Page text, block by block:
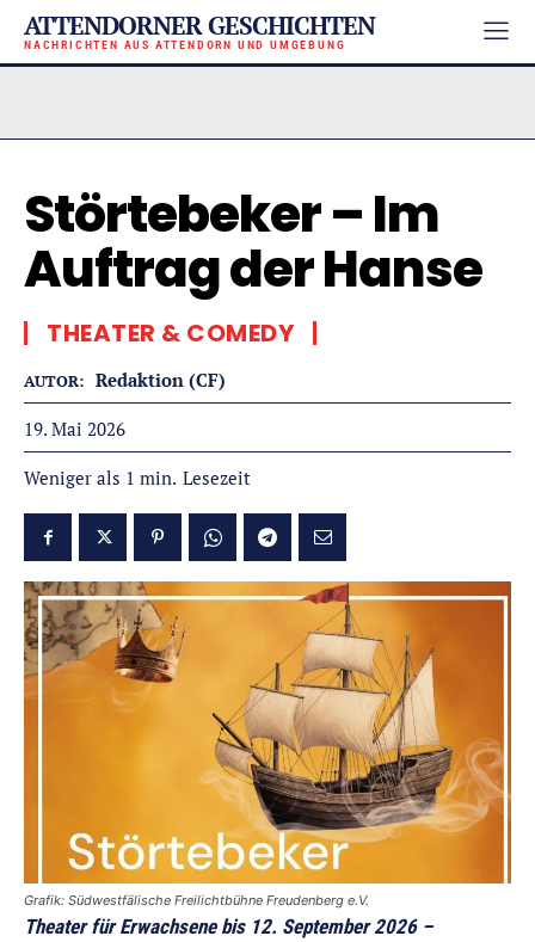
ATTENDORNER GESCHICHTEN
NACHRICHTEN AUS ATTENDORN UND UMGEBUNG
Störtebeker – Im
Auftrag der Hanse
THEATER & COMEDY
AUTOR: Redaktion (CF)
19. Mai 2026
Weniger als 1 min. Lesezeit
Grafik: Südwestfälische Freilichtbühne Freudenberg e.V.
Theater für Erwachsene bis 12. September 2026 –